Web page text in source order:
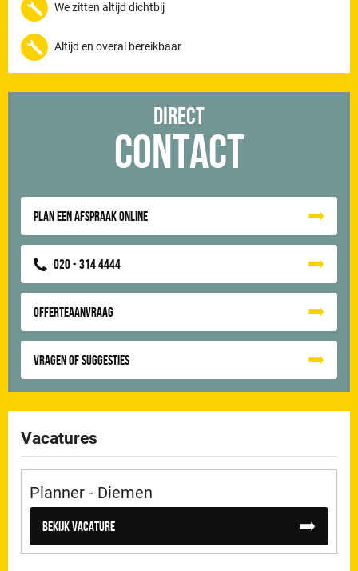
We zitten altijd dichtbij
Altijd en overal bereikbaar
Direct
Contact
Plan een afspraak online
020 - 314 4444
Offerteaanvraag
Vragen of suggesties
Vacatures
Planner - Diemen
Bekijk vacature